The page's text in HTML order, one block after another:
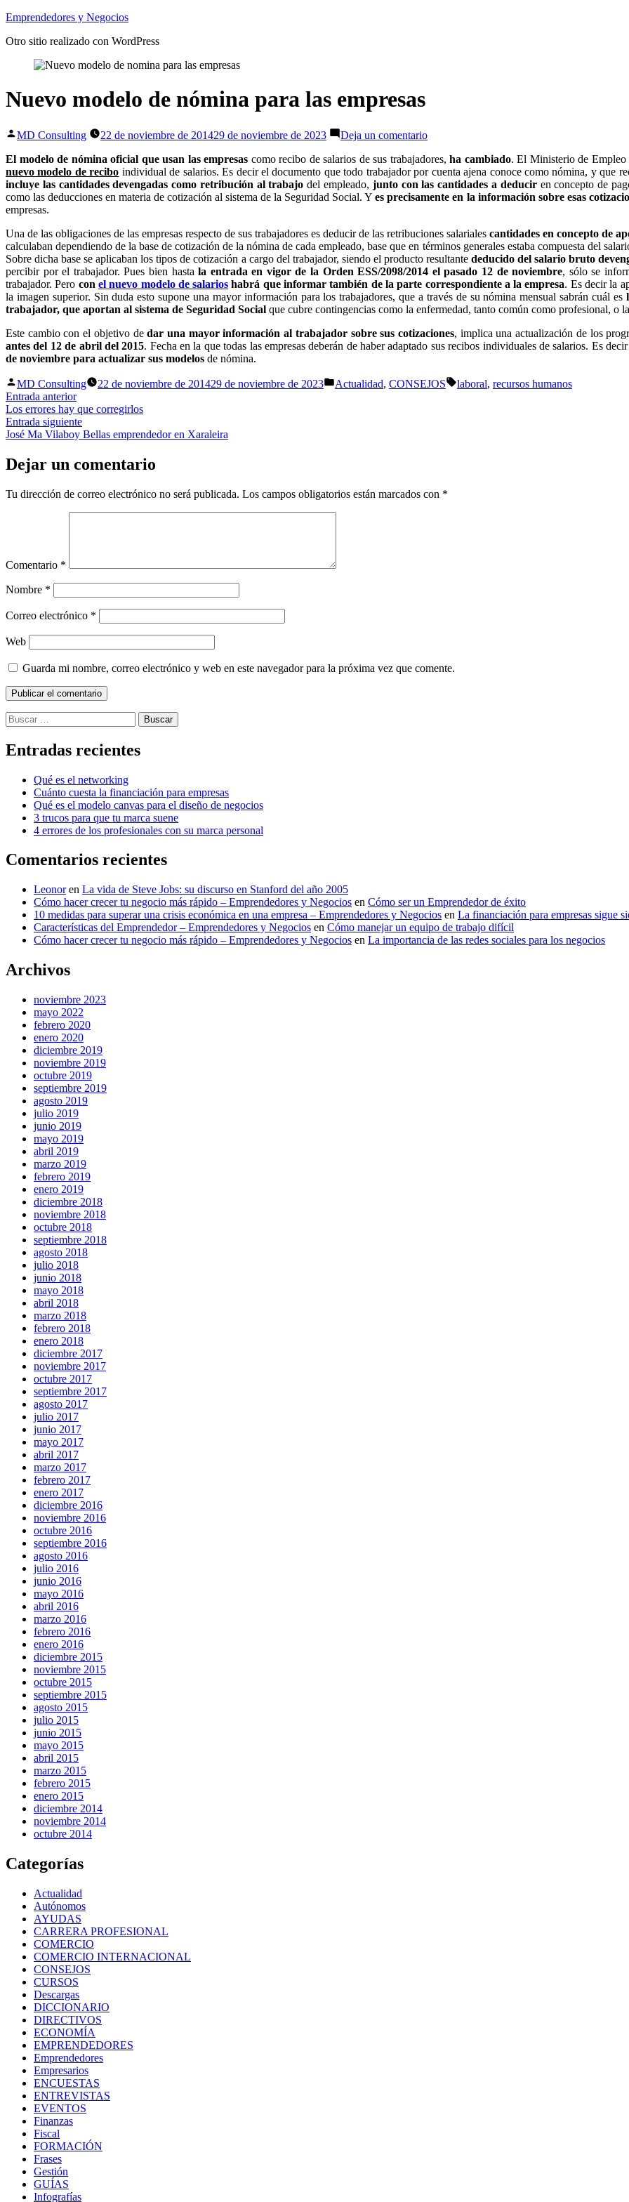
Saltar
contenido
Emprendedores y Negocios
Otro sitio realizado con WordPress
Nuevo modelo de nómina para las empresas
Publicado
MD Consulting 22 de noviembre de 201429 de noviembre de 2023 Deja un comentarioen
modelo
de
nómina
para
El modelo de nómina oficial que usan las empresas como recibo de salarios de sus trabajadores, ha cambiado. El Ministerio de Empleo
nuevo modelo de recibo individual de salarios. Es decir el documento que todo trabajador por cuenta ajena conoce como nómina, y que
incluye las cantidades devengadas como retribución al trabajo del empleado, junto con las cantidades a deduciren concepto de
como las deducciones en materia de cotización al sistema de la Seguridad Social. Yes precisamente en la información sobre esas
empresas.
Una de las obligaciones de las empresas respecto de sus trabajadores es deducir de las retribuciones salariales cantidades en concepto de
calculaban dependiendo de la base de cotización de la nómina de cada empleado, base que en términos generales estaba compuesta del
Sobre dicha base se aplicaban los tipos de cotización a cargo del trabajador, siendo el producto resultante deducido del salario bruto
percibir por el trabajador. Pues bien hastala entrada en vigor de la Orden ESS/2098/2014 el pasado 12 de noviembre, sólo se
trabajador. Pero con el nuevo modelo de salarios habrá que informar también de la parte correspondiente a la empresa. Es decir la
la imagen superior. Sin duda esto supone una mayor información para los trabajadores, que a través de su nómina mensual sabrán cuál es
trabajador, que aportan al sistema de Seguridad Social que cubre contingencias como la enfermedad, tanto común como profesional, o
Este cambio con el objetivo dedar una mayor información al trabajador sobre sus cotizaciones, implica una actualización de los
antes del 12 de abril del 2015. Fecha en la que todas las empresas deberán de haber adaptado sus recibos individuales de salarios. Es
de noviembre para actualizar sus modelos de nómina.
Publicado
por
MD Consulting 22 de noviembre de 201429 de noviembre de 2023
Publicado
Actualidad, CONSEJOS Etiquetas:
laboral, recursos humanos
Navegación
de
entradas
Entrada anteriorEntrada
anterior:
Los errores hay que corregirlos
Entrada siguienteEntrada
siguiente:
José Ma Vilaboy Bellas emprendedor en Xaraleira
Dejar un comentario
Tu dirección de correo electrónico no será publicada. Los campos obligatorios están marcados con *
Comentario *
Nombre *
Correo electrónico *
Web
Guarda mi nombre, correo electrónico y web en este navegador para la próxima vez que comente.
Buscar:
Entradas recientes
Qué es el networking
Cuánto cuesta la financiación para empresas
Qué es el modelo canvas para el diseño de negocios
3 trucos para que tu marca suene
4 errores de los profesionales con su marca personal
Comentarios recientes
Leonoren La vida de Steve Jobs: su discurso en Stanford del año 2005
Cómo hacer crecer tu negocio más rápido – Emprendedores y Negocios en Cómo ser un Emprendedor de éxito
10 medidas para superar una crisis económica en una empresa – Emprendedores y Negocios en La financiación para empresas sigue
Características del Emprendedor – Emprendedores y Negocios en Cómo manejar un equipo de trabajo difícil
Cómo hacer crecer tu negocio más rápido – Emprendedores y Negocios en La importancia de las redes sociales para los negocios
Archivos
noviembre 2023
mayo 2022
febrero 2020
enero 2020
diciembre 2019
noviembre 2019
octubre 2019
septiembre 2019
agosto 2019
julio 2019
junio 2019
mayo 2019
abril 2019
marzo 2019
febrero 2019
enero 2019
diciembre 2018
noviembre 2018
octubre 2018
septiembre 2018
agosto 2018
julio 2018
junio 2018
mayo 2018
abril 2018
marzo 2018
febrero 2018
enero 2018
diciembre 2017
noviembre 2017
octubre 2017
septiembre 2017
agosto 2017
julio 2017
junio 2017
mayo 2017
abril 2017
marzo 2017
febrero 2017
enero 2017
diciembre 2016
noviembre 2016
octubre 2016
septiembre 2016
agosto 2016
julio 2016
junio 2016
mayo 2016
abril 2016
marzo 2016
febrero 2016
enero 2016
diciembre 2015
noviembre 2015
octubre 2015
septiembre 2015
agosto 2015
julio 2015
junio 2015
mayo 2015
abril 2015
marzo 2015
febrero 2015
enero 2015
diciembre 2014
noviembre 2014
octubre 2014
Categorías
Actualidad
Autónomos
AYUDAS
CARRERA PROFESIONAL
COMERCIO
COMERCIO INTERNACIONAL
CONSEJOS
CURSOS
Descargas
DICCIONARIO
DIRECTIVOS
ECONOMÍA
EMPRENDEDORES
Emprendedores
Empresarios
ENCUESTAS
ENTREVISTAS
EVENTOS
Finanzas
Fiscal
FORMACIÓN
Frases
Gestión
GUÍAS
Infografías